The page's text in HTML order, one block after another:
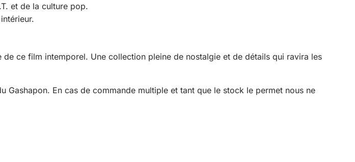
et de la culture pop.
ce film intemporel. Une collection pleine de nostalgie et de détails qui ravira les
En cas de commande multiple et tant que le stock le permet nous ne